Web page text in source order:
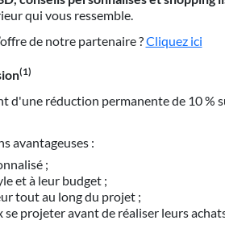
qui vous ressemble.
de notre partenaire ?Cliquez ici
(1)
d'une réduction permanente de 10 %
avantageuses :
;
et à leur budget ;
tout au long du projet ;
projeter avant de réaliser leurs